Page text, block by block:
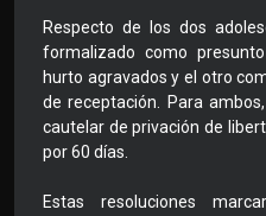
Respecto de los dos
formalizado como
hurto agravados y el otro
de receptación. Para
cautelar de privación de
por 60 días.
Estas resoluciones